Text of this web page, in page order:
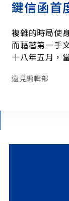
鍵信函首
複雜的時局使
而藉著第一手
十八年五月，
也不再過問人
遠見編輯部